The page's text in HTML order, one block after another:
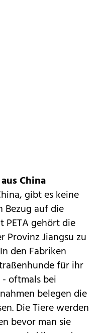
China
gibt es keine
Bezug auf die
PETA gehört die
Provinz Jiangsu zu
den Fabriken
für ihr
oftmals bei
belegen die
Die Tiere werden
bevor man sie